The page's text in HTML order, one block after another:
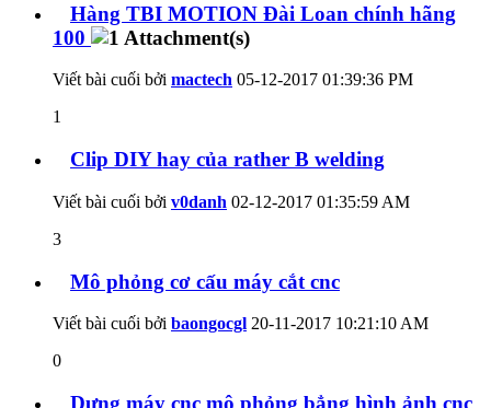
Hàng TBI MOTION Đài Loan chính hãng
100
Viết bài cuối bởi mactech 05-12-2017 01:39:36 PM
1
Clip DIY hay của rather B welding
Viết bài cuối bởi v0danh 02-12-2017 01:35:59 AM
3
Mô phỏng cơ cấu máy cắt cnc
Viết bài cuối bởi baongocgl 20-11-2017 10:21:10 AM
0
Dựng máy cnc mô phỏng bẳng hình ảnh cnc